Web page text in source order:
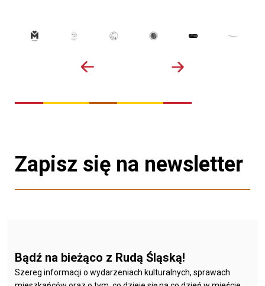
Zapisz się na newsletter
Bądź na bieżąco z Rudą Śląską!
Szereg informacji o wydarzeniach kulturalnych, sprawach